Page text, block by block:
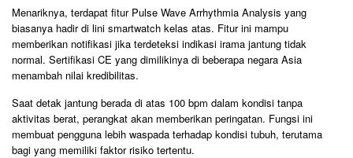
Menariknya, terdapat fitur Pulse Wave Arrhythmia Analysis yang
biasanya hadir di lini smartwatch kelas atas. Fitur ini mampu
memberikan notifikasi jika terdeteksi indikasi irama jantung tidak
normal. Sertifikasi CE yang dimilikinya di beberapa negara Asia
menambah nilai kredibilitas.
Saat detak jantung berada di atas 100 bpm dalam kondisi tanpa
aktivitas berat, perangkat akan memberikan peringatan. Fungsi ini
membuat pengguna lebih waspada terhadap kondisi tubuh, terutama
bagi yang memiliki faktor risiko tertentu.